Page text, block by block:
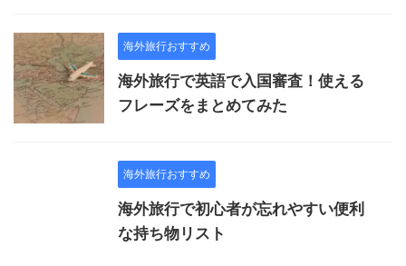
海外旅行おすすめ
海外旅行で英語で入国審査！使える
フレーズをまとめてみた
海外旅行おすすめ
海外旅行で初心者が忘れやすい便利
な持ち物リスト